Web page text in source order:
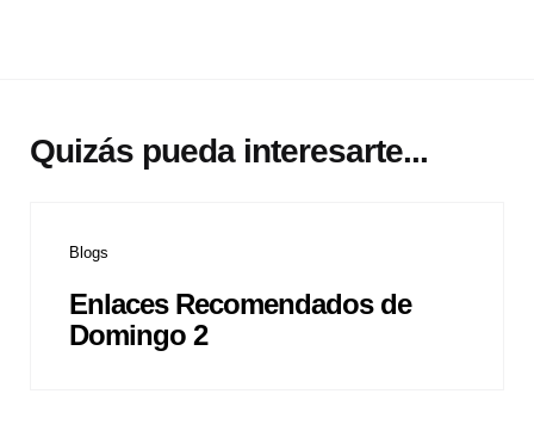
Quizás pueda interesarte...
Blogs
Enlaces Recomendados de
Domingo 2